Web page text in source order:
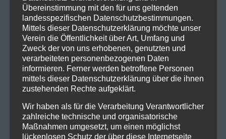
ISV Feldkirch
Indoor Schützen Verein
Leusbündtweg 27
A-6800 Feldkirch
Archiv
November 2025 (1)
Oktober 2025(2)
Übereinstimmung mit den für uns geltenden
landesspezifischen Datenschutzbestimmungen.
Mittels dieser Datenschutzerklärung möchte unser
Verein die Öffentlichkeit über Art, Umfang und
Zweck der von uns erhobenen, genutzten und
verarbeiteten personenbezogenen Daten
informieren. Ferner werden betroffene Personen
mittels dieser Datenschutzerklärung über die ihnen
zustehenden Rechte aufgeklärt.
Wir haben als für die Verarbeitung Verantwortlicher
zahlreiche technische und organisatorische
Maßnahmen umgesetzt, um einen möglichst
lückenlosen Schutz der über diese Internetseite